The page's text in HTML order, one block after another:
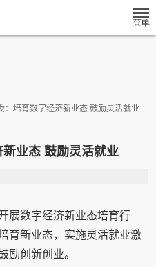
：培育数字经济新业态 鼓励灵活就业
业态 鼓励灵活就业
展数字经济新业态培育行
育新业态，实施灵活就业激
励创新创业。